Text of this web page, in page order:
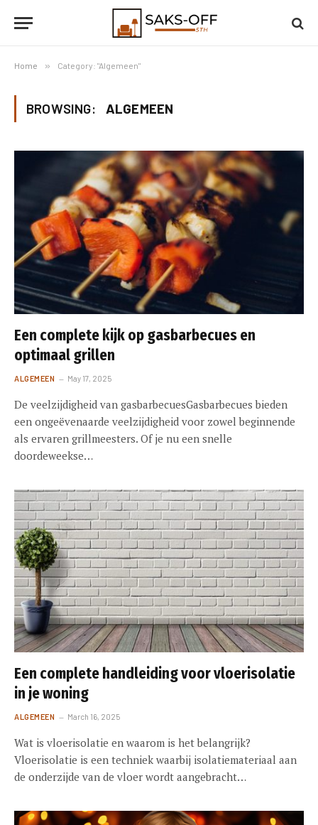
Home » Category: "Algemeen"
BROWSING: ALGEMEEN
Een complete kijk op gasbarbecues en
optimaal grillen
ALGEMEEN May 17, 2025
De veelzijdigheid van gasbarbecuesGasbarbecues bieden
een ongeëvenaarde veelzijdigheid voor zowel beginnende
als ervaren grillmeesters. Of je nu een snelle
doordeweekse…
Een complete handleiding voor vloerisolatie
in je woning
ALGEMEEN March 16, 2025
Wat is vloerisolatie en waarom is het belangrijk?
Vloerisolatie is een techniek waarbij isolatiemateriaal aan
de onderzijde van de vloer wordt aangebracht…